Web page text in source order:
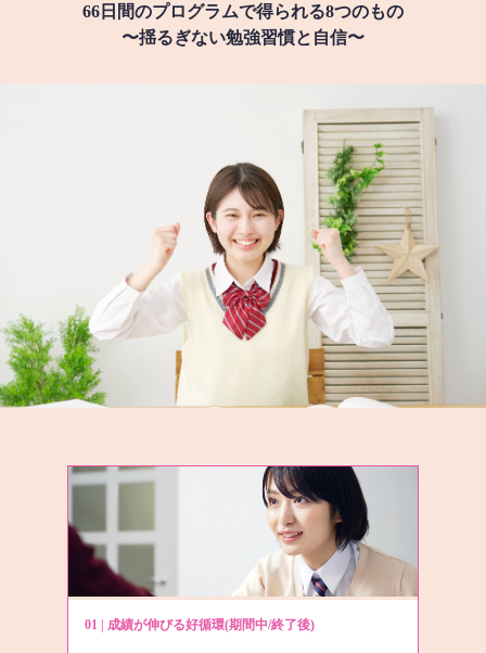
66日間のプログラムで得られる8つのもの
〜揺るぎない勉強習慣と自信〜
01 | 成績が伸びる好循環(期間中/終了後)